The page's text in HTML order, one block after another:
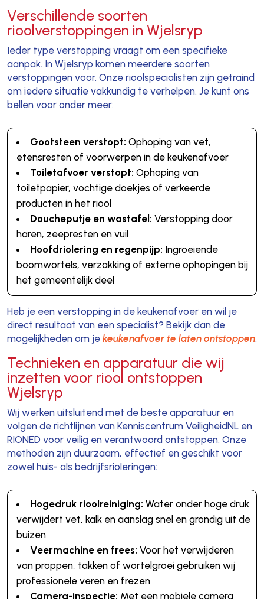
Verschillende soorten
rioolverstoppingen in Wjelsryp
Ieder type verstopping vraagt om een specifieke
aanpak. In Wjelsryp komen meerdere soorten
verstoppingen voor. Onze rioolspecialisten zijn getraind
om iedere situatie vakkundig te verhelpen. Je kunt ons
bellen voor onder meer:
Gootsteen verstopt: Ophoping van vet,
etensresten of voorwerpen in de keukenafvoer
Toiletafvoer verstopt: Ophoping van
toiletpapier, vochtige doekjes of verkeerde
producten in het riool
Doucheputje en wastafel: Verstopping door
haren, zeepresten en vuil
Hoofdriolering en regenpijp: Ingroeiende
boomwortels, verzakking of externe ophopingen bij
het gemeentelijk deel
Heb je een verstopping in de keukenafvoer en wil je
direct resultaat van een specialist? Bekijk dan de
mogelijkheden om je keukenafvoer te laten ontstoppen.
Technieken en apparatuur die wij
inzetten voor riool ontstoppen
Wjelsryp
Wij werken uitsluitend met de beste apparatuur en
volgen de richtlijnen van Kenniscentrum VeiligheidNL en
RIONED voor veilig en verantwoord ontstoppen. Onze
methoden zijn duurzaam, effectief en geschikt voor
zowel huis- als bedrijfsrioleringen:
Hogedruk rioolreiniging: Water onder hoge druk
verwijdert vet, kalk en aanslag snel en grondig uit de
buizen
Veermachine en frees: Voor het verwijderen
van proppen, takken of wortelgroei gebruiken wij
professionele veren en frezen
Camera-inspectie: Met een mobiele camera